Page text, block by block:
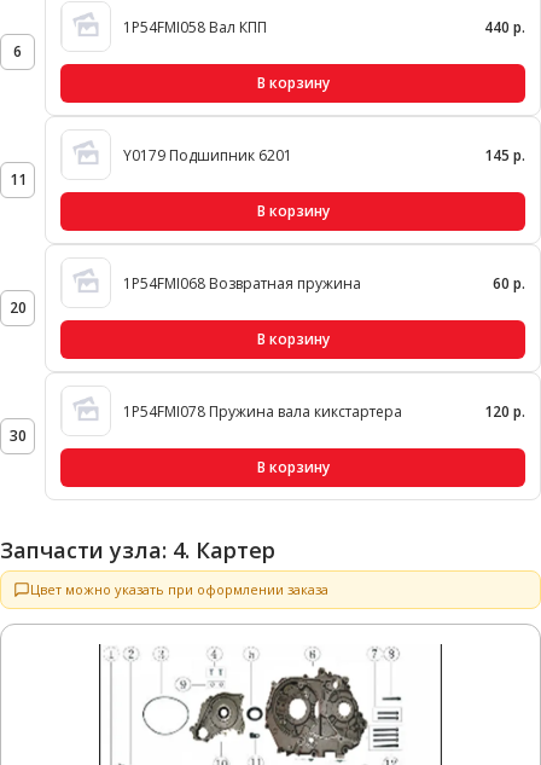
6
1P54FMI058 Вал КПП 440 р.
В корзину
11
Y0179 Подшипник 6201 145 р.
В корзину
20
1P54FMI068 Возвратная пружина 60 р.
В корзину
30
1P54FMI078 Пружина вала кикстартера 120 р.
В корзину
Запчасти узла: 4. Картер
Цвет можно указать при оформлении заказа